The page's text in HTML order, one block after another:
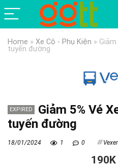
Home » Xe Cộ - Phụ Kiện »
tuyến đường
EXPIRED
Giảm 5% Vé
tuyến đường
18/01/2024 1 0
190K